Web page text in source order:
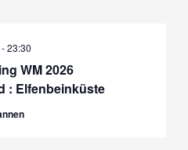
WM 2026
: Elfenbeinküste
-23:30